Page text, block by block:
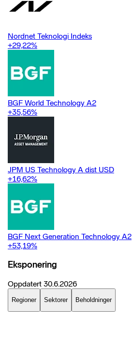
Nordnet Teknologi Indeks
+29,22%
BGF World Technology A2
+35,56%
JPM US Technology A dist USD
+16,62%
BGF Next Generation Technology A2
+53,19%
Eksponering
Oppdatert 30.6.2026
Regioner Sektorer Beholdninger